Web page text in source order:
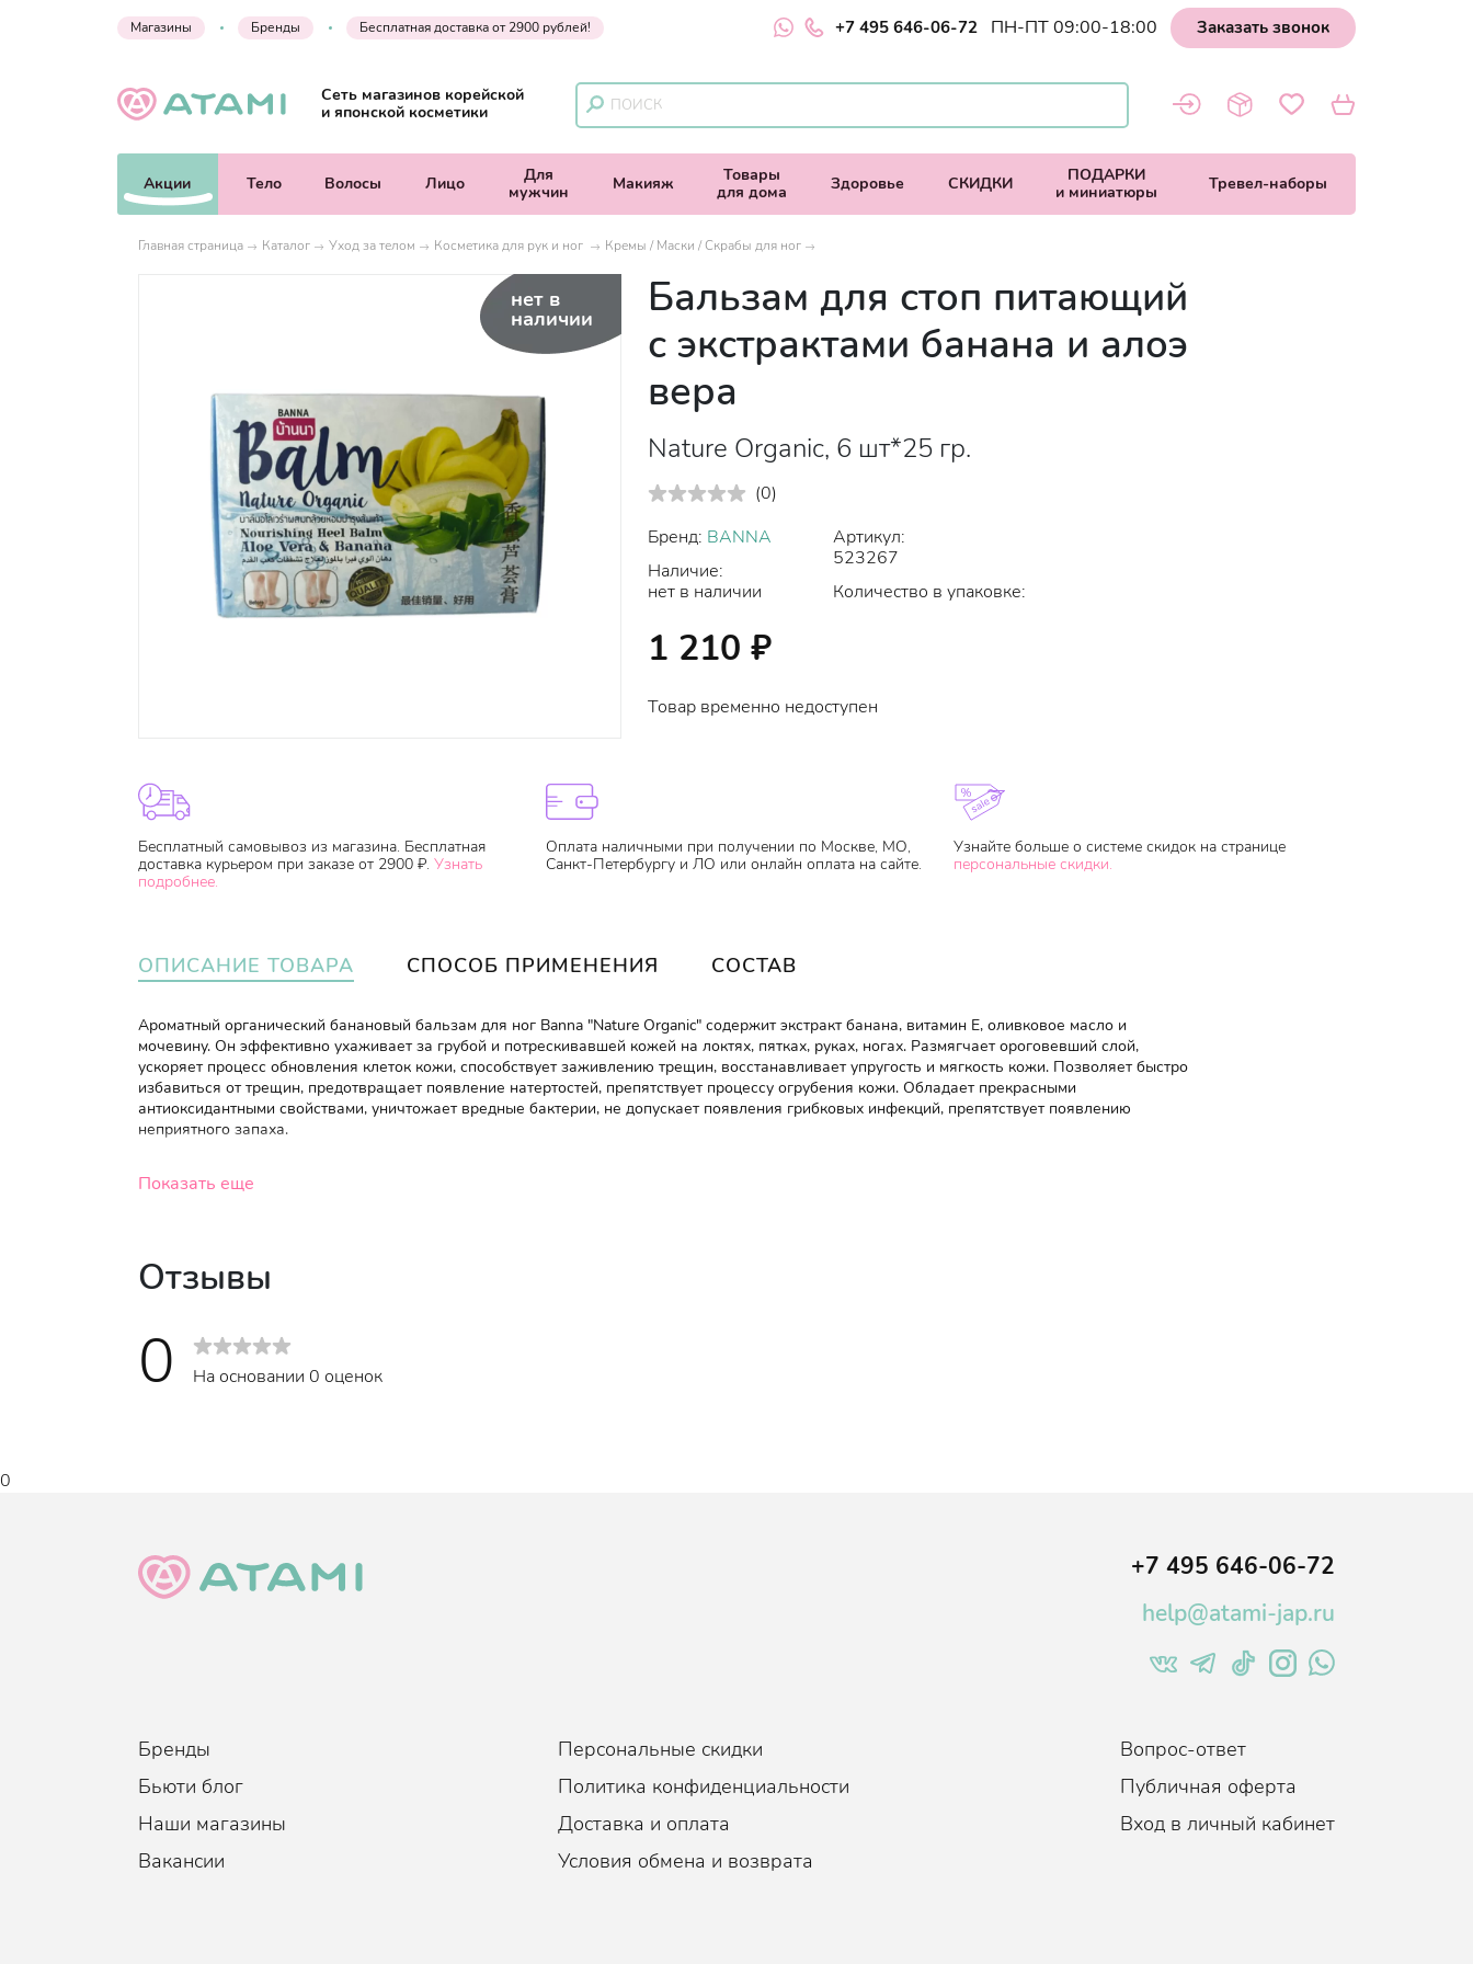
Магазины Бренды Бесплатная доставка от 2900 рублей! +7 495 646-06-72 ПН-ПТ 09:00-18:00 Заказать звонок
Сеть магазинов корейской
и японской косметики
Акции Тело Волосы Лицо
Для
мужчин
Макияж
Товары
для дома
Здоровье СКИДКИ
ПОДАРКИ
и миниатюры
Тревел-наборы
Главная страница Каталог Уход за телом Косметика для рук и ног Кремы / Маски / Скрабы для ног
нет в
наличии
Бальзам для стоп питающий
с экстрактами банана и алоэ
вера
Nature Organic, 6 шт*25 гр.
(0)
Бренд: BANNA
Наличие:
нет в наличии
Артикул:
523267
Количество в упаковке:
1 210 ₽
Товар временно недоступен
Бесплатный самовывоз из магазина. Бесплатная
доставка курьером при заказе от 2900 ₽. Узнать
подробнее.
Оплата наличными при получении по Москве, МО,
Санкт-Петербургу и ЛО или онлайн оплата на сайте.
Узнайте больше о системе скидок на странице
персональные скидки.
ОПИСАНИЕ ТОВАРА СПОСОБ ПРИМЕНЕНИЯ СОСТАВ
Ароматный органический банановый бальзам для ног Banna "Nature Organic" содержит экстракт банана, витамин Е, оливковое масло и
мочевину. Он эффективно ухаживает за грубой и потрескивавшей кожей на локтях, пятках, руках, ногах. Размягчает ороговевший слой,
ускоряет процесс обновления клеток кожи, способствует заживлению трещин, восстанавливает упругость и мягкость кожи. Позволяет быстро
избавиться от трещин, предотвращает появление натертостей, препятствует процессу огрубения кожи. Обладает прекрасными
антиоксидантными свойствами, уничтожает вредные бактерии, не допускает появления грибковых инфекций, препятствует появлению
неприятного запаха.
Показать еще
Отзывы
0 На основании 0 оценок
0
+7 495 646-06-72
help@atami-jap.ru
Бренды
Бьюти блог
Наши магазины
Вакансии
Персональные скидки
Политика конфиденциальности
Доставка и оплата
Условия обмена и возврата
Вопрос-ответ
Публичная оферта
Вход в личный кабинет